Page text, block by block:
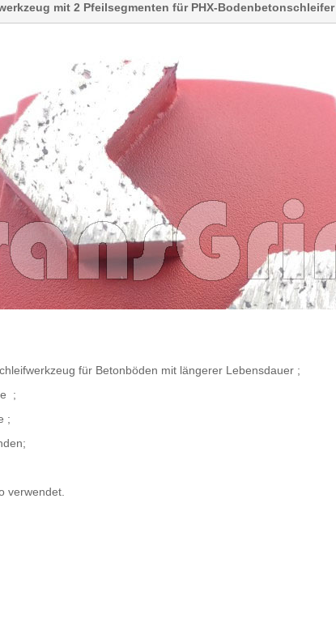
mit 2 Pfeilsegmenten für PHX-Bodenbetonschleifer
für Betonböden mit längerer Lebensdauer ;
;
;
verwendet.